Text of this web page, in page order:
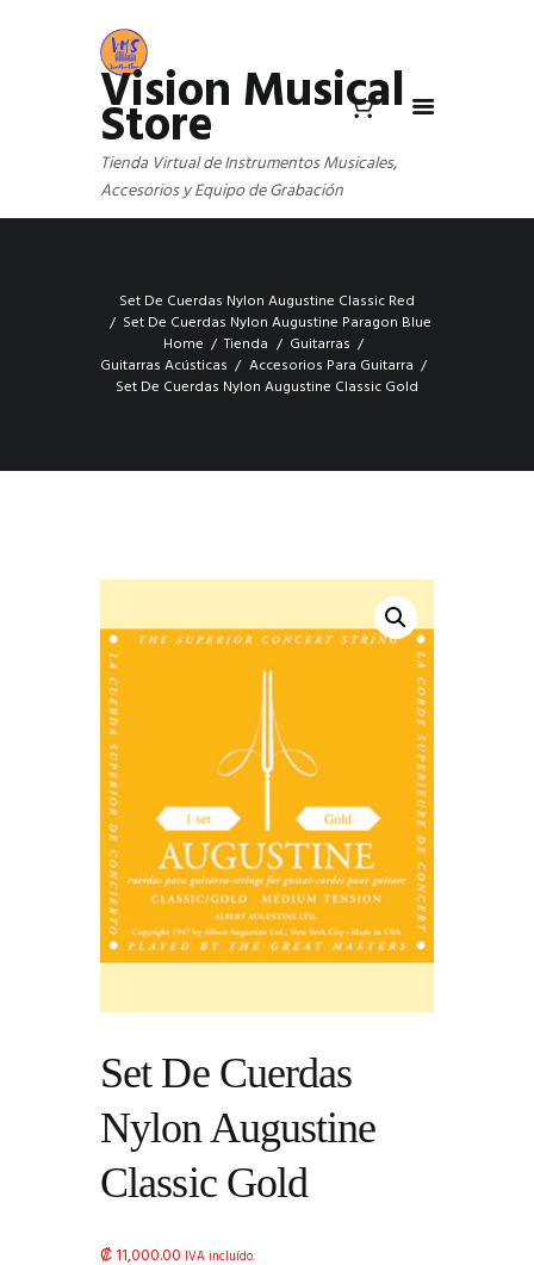
Vision Musical
Store
Tienda Virtual de Instrumentos Musicales,
Accesorios y Equipo de Grabación
Set De Cuerdas Nylon Augustine Classic Red
Set De Cuerdas Nylon Augustine Paragon Blue
Home
Tienda
Guitarras
Guitarras Acústicas
Accesorios Para Guitarra
Set De Cuerdas Nylon Augustine Classic Gold
Set De Cuerdas
Nylon Augustine
Classic Gold
₡11,000.00 IVA incluído.